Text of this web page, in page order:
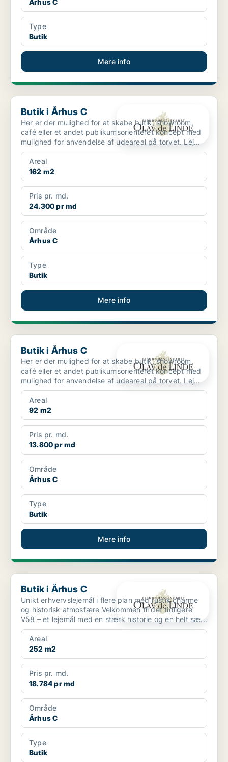
Århus C
Type
Butik
Mere info
Butik i Århus C
Butik i Århus C
Her er der mulighed for at skabe butik, showroom,
café eller et andet publikumsorienteret koncept med
mulighed for anvendelse af udeareal på torvet. Lej...
Areal
162 m2
Pris pr. md.
24.300 pr md
Område
Århus C
Type
Butik
Mere info
Butik i Århus C
Butik i Århus C
Her er der mulighed for at skabe butik, showroom,
café eller et andet publikumsorienteret koncept med
mulighed for anvendelse af udeareal på torvet. Lej...
Areal
92 m2
Pris pr. md.
13.800 pr md
Område
Århus C
Type
Butik
Mere info
Butik i Århus C
Butik i Århus C
Unikt erhvervslejemål i flere plan med rustik charme
og historisk atmosfære Velkommen til det tidligere
V58 – et lejemål med en stærk historie og en helt sæ...
Areal
252 m2
Pris pr. md.
18.784 pr md
Område
Århus C
Type
Butik